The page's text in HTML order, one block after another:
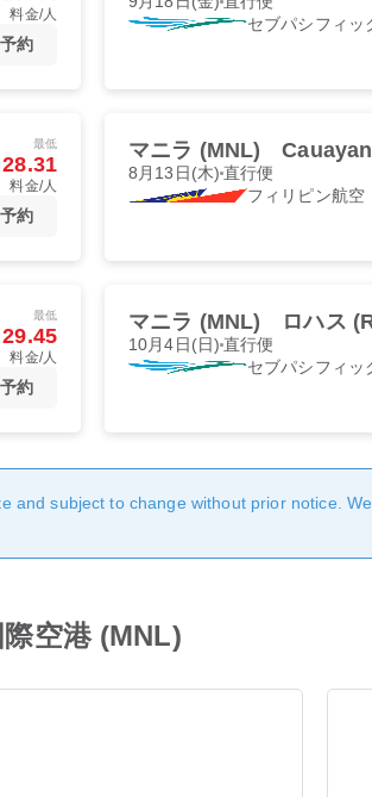
料金/人
予約
セブパシフィッ
最低
料金/人
予約
マニラ (MNL)
8月13日(木)直行便
フィリピン航空
最低
料金/人
予約
マニラ (MNL) ロハス
10月4日(日)直行便
セブパシフィッ
and subject to change without prior notice.
空港 (MNL)